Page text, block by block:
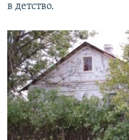
в детство.